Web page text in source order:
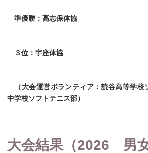
準優勝：高志保体協
３位：宇座体協
（大会運営ボランティア：読谷高等学
中学校ソフトテニス部）
大会結果（2026 男